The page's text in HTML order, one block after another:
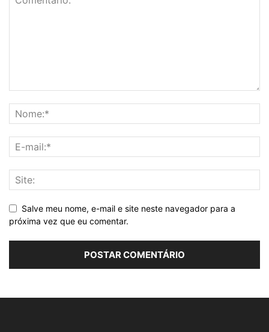
Salve meu nome, e-mail e site neste navegador para a
próxima vez que eu comentar.